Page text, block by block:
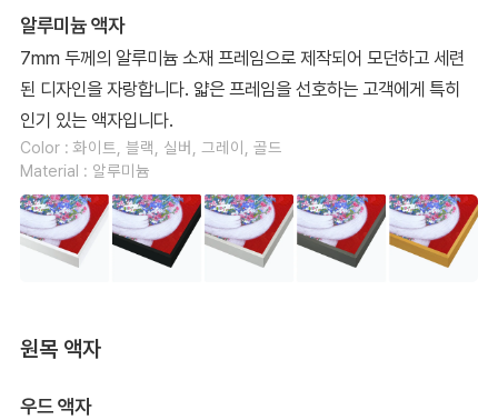
알루미늄 액자
7mm 두께의 알루미늄 소재 프레임으로 제작되어 모던하고 세련
된 디자인을 자랑합니다. 얇은 프레임을 선호하는 고객에게 특히
인기 있는 액자입니다.
Color : 화이트, 블랙, 실버, 그레이, 골드
Material : 알루미늄
원목 액자
우드 액자